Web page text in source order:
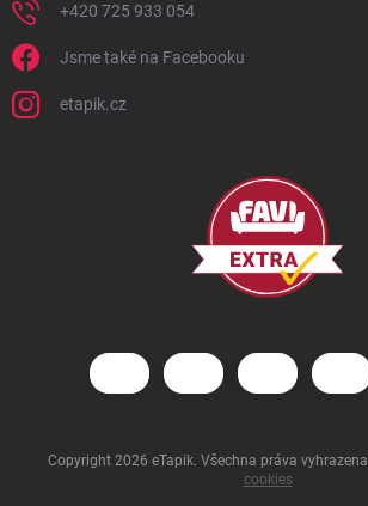
+420 725 933 054
Jsme také na Facebooku
etapik.cz
Copyright 2026 eTapik. Všechna práva vyhrazena.
cookies